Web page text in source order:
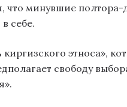
что минувшие полтора-
себе.
этноса»,
свободу